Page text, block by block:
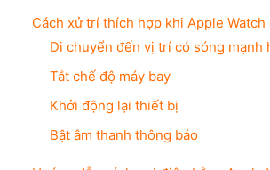
Cách xử trí thích hợp khi Apple
Di chuyển đến vị trí có sóng mạnh
Tắt chế độ máy bay
Khởi động lại thiết bị
Bật âm thanh thông báo